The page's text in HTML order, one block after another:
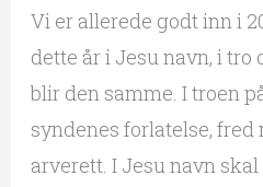
Vi er allerede godt inn i
dette år i Jesu navn, i
blir den samme. I troen
syndenes forlatelse, fred
arverett. I Jesu navn